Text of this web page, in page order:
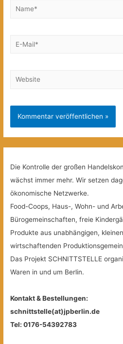
Name*
E-
Website
Die Kontrolle der großen
wächst immer mehr. Wir setzen
ökonomische Netzwerke.
Food-Coops, Haus-, Wohn- und
Bürogemeinschaften, freie
Produkte aus unabhängigen,
wirtschaftenden
Das Projekt SCHNITTSTELLE
Waren in und um Berlin.
Kontakt & Bestellungen:
schnittstelle(at)jpberlin.de
Tel: 0176-54392783